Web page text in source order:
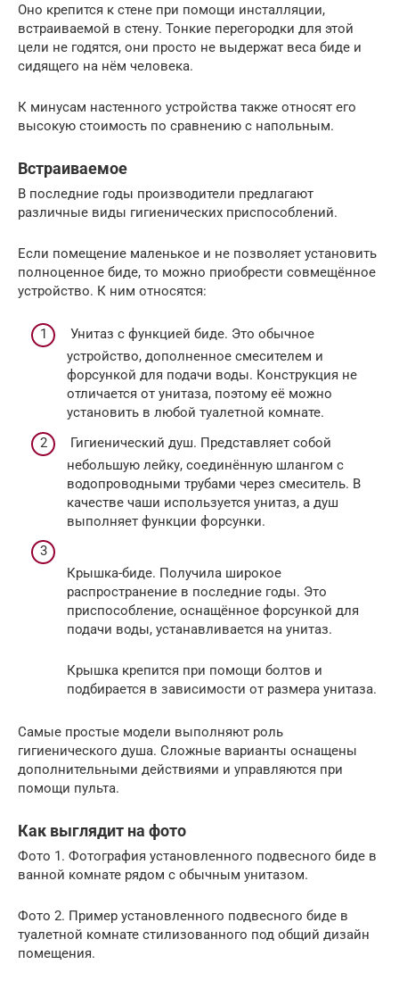
Оно крепится к стене при помощи инсталляции,
встраиваемой в стену. Тонкие перегородки для этой
цели не годятся, они просто не выдержат веса биде и
сидящего на нём человека.
К минусам настенного устройства также относят его
высокую стоимость по сравнению с напольным.
Встраиваемое
В последние годы производители предлагают
различные виды гигиенических приспособлений.
Если помещение маленькое и не позволяет установить
полноценное биде, то можно приобрести совмещённое
устройство. К ним относятся:
Унитаз с функцией биде. Это обычное
устройство, дополненное смесителем и
форсункой для подачи воды. Конструкция не
отличается от унитаза, поэтому её можно
установить в любой туалетной комнате.
Гигиенический душ. Представляет собой
небольшую лейку, соединённую шлангом с
водопроводными трубами через смеситель. В
качестве чаши используется унитаз, а душ
выполняет функции форсунки.
Крышка-биде. Получила широкое
распространение в последние годы. Это
приспособление, оснащённое форсункой для
подачи воды, устанавливается на унитаз.
Крышка крепится при помощи болтов и
подбирается в зависимости от размера унитаза.
Самые простые модели выполняют роль
гигиенического душа. Сложные варианты оснащены
дополнительными действиями и управляются при
помощи пульта.
Как выглядит на фото
Фото 1. Фотография установленного подвесного биде в
ванной комнате рядом с обычным унитазом.
Фото 2. Пример установленного подвесного биде в
туалетной комнате стилизованного под общий дизайн
помещения.